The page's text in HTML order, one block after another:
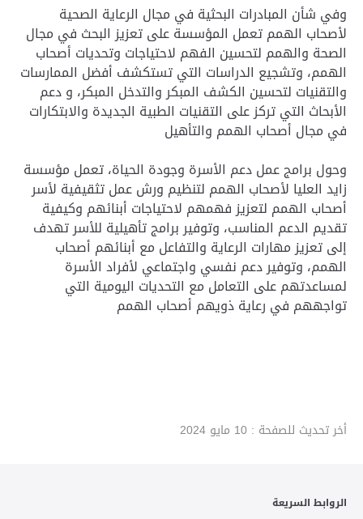
وفي شأن المبادرات البحثية في مجال الرعاية الصحية
لأصحاب الهمم تعمل المؤسسة على تعزيز البحث في مجال
الصحة والهمم لتحسين الفهم لاحتياجات وتحديات أصحاب
الهمم، وتشجيع الدراسات التي تستكشف أفضل الممارسات
والتقنيات لتحسين الكشف المبكر والتدخل المبكر، و دعم
الأبحاث التي تركز على التقنيات الطبية الجديدة والابتكارات
في مجال أصحاب الهمم والتأهيل
وحول برامج عمل دعم الأسرة وجودة الحياة، تعمل مؤسسة
زايد العليا لأصحاب الهمم لتنظيم ورش عمل تثقيفية لأسر
أصحاب الهمم لتعزيز فهمهم لاحتياجات أبنائهم وكيفية
تقديم الدعم المناسب، وتوفير برامج تأهيلية للأسر تهدف
إلى تعزيز مهارات الرعاية والتفاعل مع أبنائهم أصحاب
الهمم، وتوفير دعم نفسي واجتماعي لأفراد الأسرة
لمساعدتهم على التعامل مع التحديات اليومية التي
تواجههم في رعاية ذويهم أصحاب الهمم
أخر تحديث للصفحة : 10 مايو 2024
الروابط السريعة